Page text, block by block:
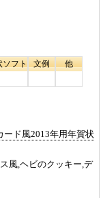
ソフト 文例 他
ド風2013年用年賀状
風,ヘビのクッキー,デ